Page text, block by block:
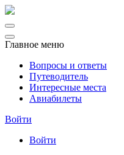
Главное меню
Вопросы и ответы
Путеводитель
Интересные места
Авиабилеты
Войти
Войти